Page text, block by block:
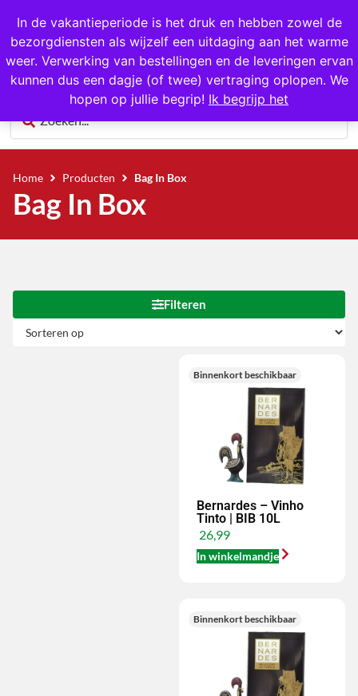
In de vakantieperiode is het druk en hebben zowel de
bezorgdiensten als wijzelf een uitdaging aan het warme
weer. Verwerking van bestellingen en de leveringen ervan
kunnen dus een dagje (of twee) vertraging oplopen. We
hopen op jullie begrip! Ik begrijp het
1000+ producten op voorraad
0
Home Producten Bag In Box
Bag In Box
Filteren
Binnenkort beschikbaar
Bernardes – Vinho
Tinto | BIB 10L
26,99
In winkelmandje
Binnenkort beschikbaar